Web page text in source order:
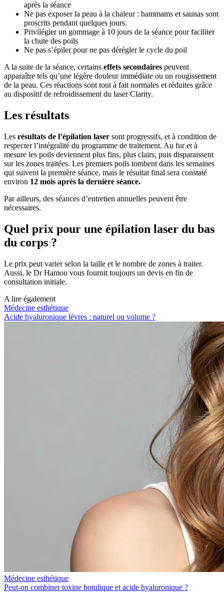
après la séance
Ne pas exposer la peau à la chaleur : hammams et saunas sont
proscrits pendant quelques jours.
Privilégier un gommage à 10 jours de la séance pour faciliter
la chute des poils
Ne pas s’épiler pour ne pas dérégler le cycle du poil
A la suite de la séance, certains effets secondaires peuvent
apparaître tels qu’une légère douleur immédiate ou un rougissement
de la peau. Ces réactions sont tout à fait normales et réduites grâce
au dispositif de refroidissement du laser Clarity.
Les résultats
Les résultats de l’épilation laser sont progressifs, et à condition de
respecter l’intégralité du programme de traitement. Au fur et à
mesure les poils deviennent plus fins, plus clairs, puis disparaissent
sur les zones traitées. Les premiers poils tombent dans les semaines
qui suivent la première séance, mais le résultat final sera constaté
environ 12 mois après la dernière séance.
Par ailleurs, des séances d’entretien annuelles peuvent être
nécessaires.
Quel prix pour une épilation laser du bas
du corps ?
Le prix peut varier selon la taille et le nombre de zones à traiter.
Aussi, le Dr Hamou vous fournit toujours un devis en fin de
consultation initiale.
A lire également
Médecine esthétique
Acide hyaluronique lèvres : naturel ou volume ?
Médecine esthétique
Peut-on combiner toxine botulique et acide hyaluronique ?